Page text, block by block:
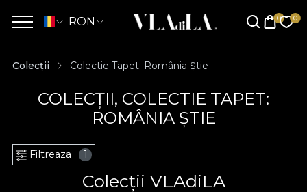
RON
Colecții Colectie Tapet: România Știe
COLECȚII, COLECTIE TAPET:
ROMÂNIA ȘTIE
Filtreaza 1
Colecții VLAdiLA